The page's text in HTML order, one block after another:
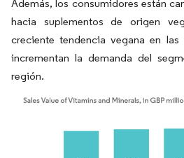
Además, los consumidores están
hacia suplementos de origen
creciente tendencia vegana en
incrementan la demanda del
región.